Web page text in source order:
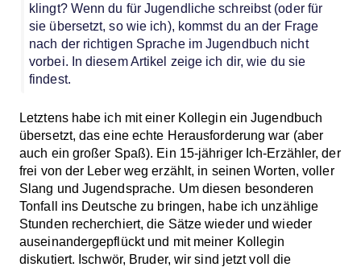
klingt? Wenn du für Jugendliche schreibst (oder für
sie übersetzt, so wie ich), kommst du an der Frage
nach der richtigen Sprache im Jugendbuch nicht
vorbei. In diesem Artikel zeige ich dir, wie du sie
findest.
Letztens habe ich mit einer Kollegin ein Jugendbuch
übersetzt, das eine echte Herausforderung war (aber
auch ein großer Spaß). Ein 15-jähriger Ich-Erzähler, der
frei von der Leber weg erzählt, in seinen Worten, voller
Slang und Jugendsprache. Um diesen besonderen
Tonfall ins Deutsche zu bringen, habe ich unzählige
Stunden recherchiert, die Sätze wieder und wieder
auseinandergepflückt und mit meiner Kollegin
diskutiert. Ischwör, Bruder, wir sind jetzt voll die